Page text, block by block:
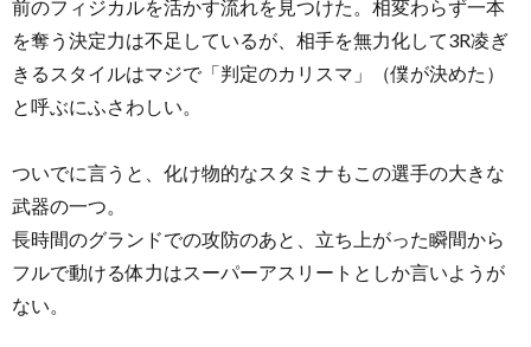
前のフィジカルを活かす流れを見つけた。相変わらず一本
を奪う決定力は不足しているが、相手を無力化して3R凌ぎ
きるスタイルはマジで「判定のカリスマ」（僕が決めた）
と呼ぶにふさわしい。
ついでに言うと、化け物的なスタミナもこの選手の大きな
武器の一つ。
長時間のグランドでの攻防のあと、立ち上がった瞬間から
フルで動ける体力はスーパーアスリートとしか言いようが
ない。